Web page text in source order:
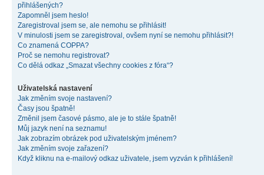
přihlášených?
Zapomněl jsem heslo!
Zaregistroval jsem se, ale nemohu se přihlásit!
V minulosti jsem se zaregistroval, ovšem nyní se nemohu přihlásit?!
Co znamená COPPA?
Proč se nemohu registrovat?
Co dělá odkaz „Smazat všechny cookies z fóra“?
Uživatelská nastavení
Jak změním svoje nastavení?
Časy jsou špatně!
Změnil jsem časové pásmo, ale je to stále špatně!
Můj jazyk není na seznamu!
Jak zobrazím obrázek pod uživatelským jménem?
Jak změním svoje zařazení?
Když kliknu na e-mailový odkaz uživatele, jsem vyzván k přihlášení!